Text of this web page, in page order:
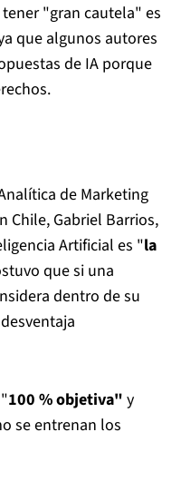
"gran cautela" es
que algunos autores
de IA porque
de Marketing
Chile, Gabriel Barrios,
Artificial es "la
que si una
dentro de su
100 % objetiva" y
se entrenan los